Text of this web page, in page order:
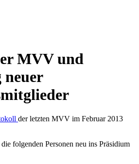
MVV und
neuer
der letzten MVV im Februar 2013
folgenden Personen neu ins Präsidium